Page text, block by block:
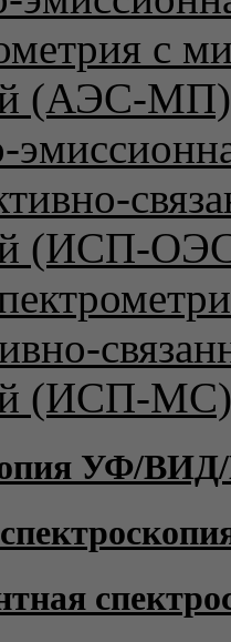
с
(АЭС-МП)
(ИСП-
(ИСП-МС)
УФ/